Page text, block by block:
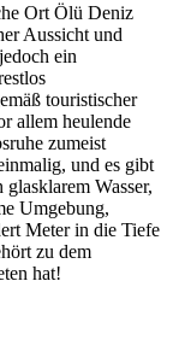
Ort Ölü Deniz
Aussicht und
ein
touristischer
allem heulende
zumeist
und es gibt
Wasser,
Umgebung,
Meter in die Tiefe
zu dem
hat!